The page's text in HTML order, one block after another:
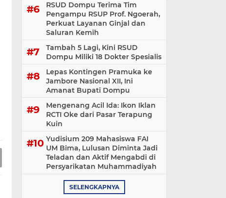
RSUD Dompu Terima Tim
Pengampu RSUP Prof. Ngoerah,
Perkuat Layanan Ginjal dan
Saluran Kemih
Tambah 5 Lagi, Kini RSUD
Dompu Miliki 18 Dokter Spesialis
Lepas Kontingen Pramuka ke
Jambore Nasional XII, Ini
Amanat Bupati Dompu
Mengenang Acil Ida: Ikon Iklan
RCTI Oke dari Pasar Terapung
Kuin
Yudisium 209 Mahasiswa FAI
UM Bima, Lulusan Diminta Jadi
Teladan dan Aktif Mengabdi di
Persyarikatan Muhammadiyah
SELENGKAPNYA